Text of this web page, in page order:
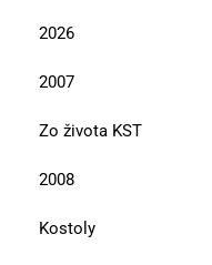
2026
2007
Zo života KST
2008
Kostoly